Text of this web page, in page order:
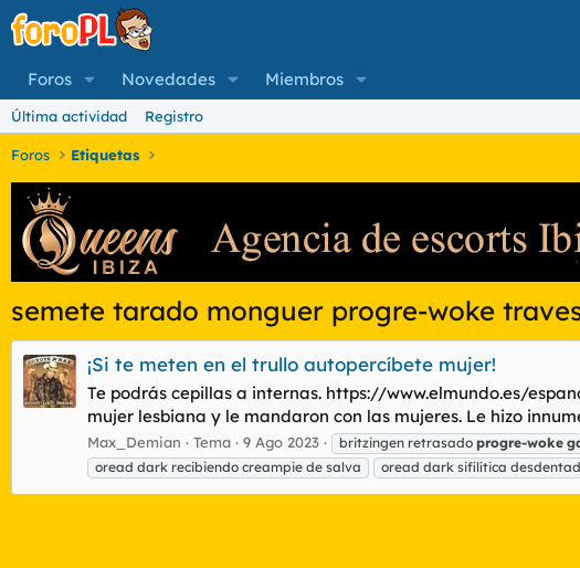
Foros Novedades Miembros
Última actividad Registro
Foros Etiquetas
semete tarado monguer progre-woke
¡Si te meten en el trullo autopercíbete mujer!
Te podrás cepillas a internas. https://www.elmundo.es/
mujer lesbiana y le mandaron con las mujeres. Le hizo
Max_Demian Tema 9 Ago 2023 britzingen retrasado progre-woke
oread dark recibiendo creampie de salva
oread dark sifilítica